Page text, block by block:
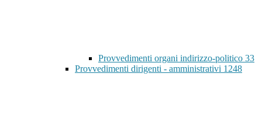
Provvedimenti organi indirizzo-politico 33
Provvedimenti dirigenti - amministrativi 1248